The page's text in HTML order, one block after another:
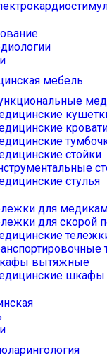
мебель
стойки
стулья
для
для скорой
вытяжные
шкафы